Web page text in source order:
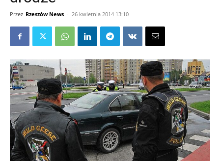
Przez Rzeszów News - 26 kwietnia 2014 13:10